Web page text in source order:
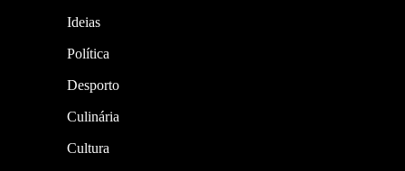
Ideias
Política
Desporto
Culinária
Cultura